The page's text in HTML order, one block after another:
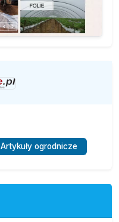
Artykuły ogrodnicze